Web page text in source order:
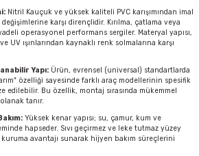
Nitril Kauçuk ve yüksek kaliteli PVC karışımından imal
değişimlerine karşı dirençlidir. Kırılma, çatlama veya
operasyonel performans sergiler. Materyal yapısı,
UV ışınlarından kaynaklı renk solmalarına karşı
Yapı: Ürün, evrensel (universal) standartlarda
özelliği sayesinde farklı araç modellerinin spesifik
edilebilir. Bu özellik, montaj sırasında mükemmel
tanır.
Yüksek kenar yapısı; su, çamur, kum ve
hapseder. Sıvı geçirmez ve leke tutmaz yüzey
kuruma avantajı sunarak hijyen bakım süreçlerini